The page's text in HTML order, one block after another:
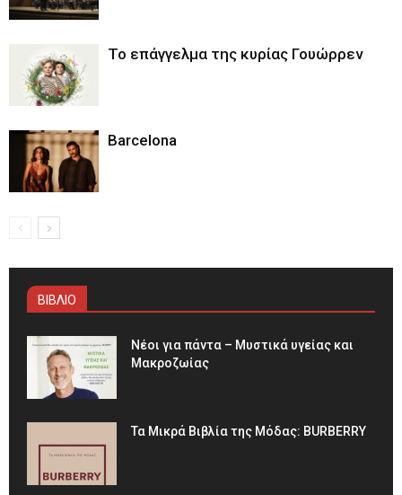
Το επάγγελμα της κυρίας Γουώρρεν
Barcelona
ΒΙΒΛΙΟ
Νέοι για πάντα – Μυστικά υγείας και
Μακροζωίας
Τα Μικρά Βιβλία της Μόδας: BURBERRY